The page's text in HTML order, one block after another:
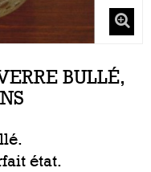
BULLÉ,
état.